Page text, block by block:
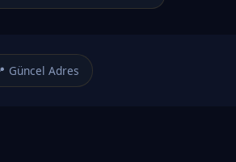
Güncel Adres